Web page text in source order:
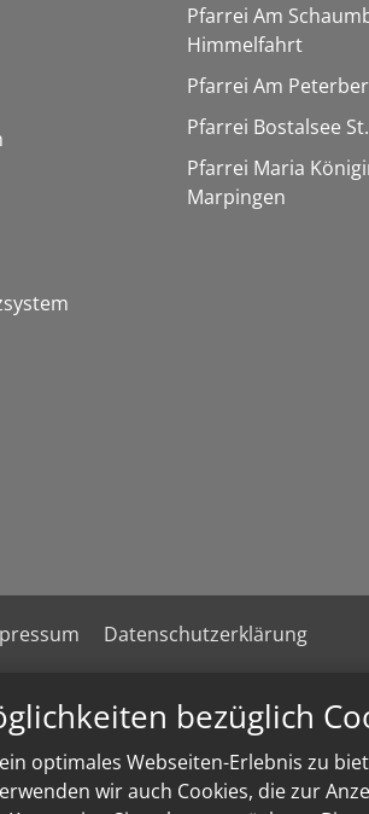
bezüglich
optimales Webseiten-Erlebnis zu
wir auch Cookies, die zur
Pfarrei Am
Himmelfahrt
Pfarrei Am
Pfarrei Bostalsee
Pfarrei Maria
Marpingen
Datenschutzerklärung